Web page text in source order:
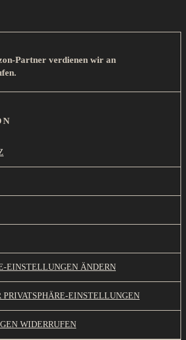
Partner verdienen wir an
EINSTELLUNGEN ÄNDERN
PRIVATSPHÄRE-EINSTELLUNGEN
WIDERRUFEN